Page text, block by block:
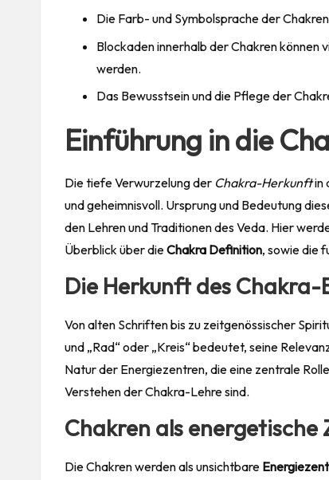
Die Farb- und Symbolsprache der
Blockaden innerhalb der Chakren können
werden.
Das Bewusstsein und die Pflege der
Einführung in die
Die tiefe Verwurzelung der Chakra-Herkunftin
und geheimnisvoll. Ursprung und Bedeutung
den Lehren und Traditionen des Veda. Hier
Überblick über dieChakra Definition, sowie die
Die Herkunft des Chakra-
Von alten Schriften bis zu zeitgenössischer
und „Rad“ oder „Kreis“ bedeutet, seine
Natur der Energiezentren, die eine zentrale
Verstehen der Chakra-Lehre sind.
Chakren als
Die Chakren werden als unsichtbare